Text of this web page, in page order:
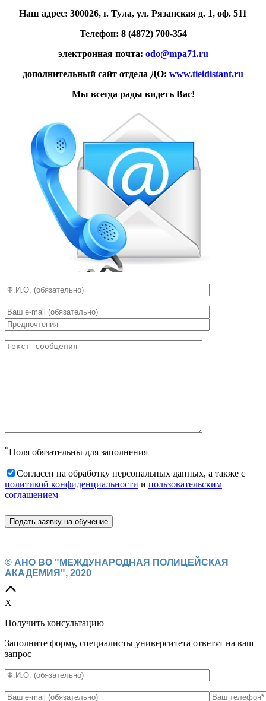
Наш адрес: 300026, г. Тула, ул. Рязанская д. 1, оф. 511
Телефон: 8 (4872) 700-354
электронная почта: odo@mpa71.ru
дополнительный сайт отдела ДО: www.tieidistant.ru
Мы всегда рады видеть Вас!
*Поля обязательны для заполнения
Согласен на обработку персональных данных, а также с
политикой конфиденциальности и пользовательским
соглашением
© АНО ВО "МЕЖДУНАРОДНАЯ ПОЛИЦЕЙСКАЯ
АКАДЕМИЯ", 2020
X
Получить консультацию
Заполните форму, специалисты университета ответят на ваш
запрос